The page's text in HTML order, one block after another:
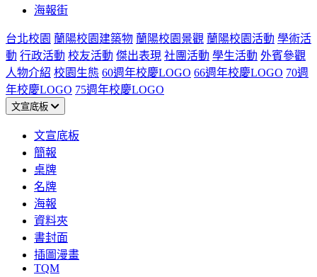
海報街
台北校園 蘭陽校園建築物 蘭陽校園景觀 蘭陽校園活動 學術活
動 行政活動 校友活動 傑出表現 社團活動 學生活動 外賓參觀
人物介紹 校園生態 60週年校慶LOGO 66週年校慶LOGO 70週
年校慶LOGO 75週年校慶LOGO
文宣底板
文宣底板
簡報
桌牌
名牌
海報
資料夾
書封面
插圖漫畫
TQM